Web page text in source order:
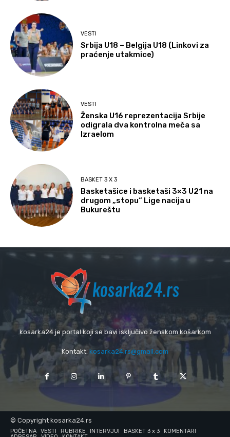
VESTI
Srbija U18 – Belgija U18 (Linkovi za
praćenje utakmice)
VESTI
Ženska U16 reprezentacija Srbije
odigrala dva kontrolna meča sa
Izraelom
BASKET 3 X 3
Basketašice i basketaši 3×3 U21 na
drugom „stopu“ Lige nacija u
Bukureštu
kosarka24 je portal koji se bavi isključivo ženskom košarkom
Kontakt: kosarka24.rs@gmail.com
© Copyright kosarka24.rs
POČETNA VESTI RUBRIKE INTERVJUI BASKET 3 x 3
KOMENTARI